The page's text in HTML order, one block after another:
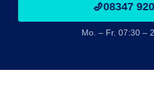
08347
Mo. – Fr. 07:30 –